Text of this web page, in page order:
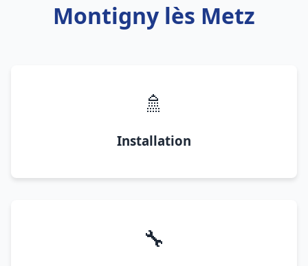
Montigny lès Metz
🚿
Installation
🔧